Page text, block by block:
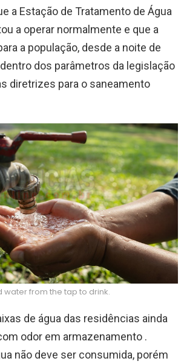
a Estação de Tratamento de Água
a operar normalmente e que a
a população, desde a noite de
dos parâmetros da legislação
diretrizes para o saneamento
water from the tap to drink.
de água das residências ainda
odor em armazenamento .
não deve ser consumida, porém